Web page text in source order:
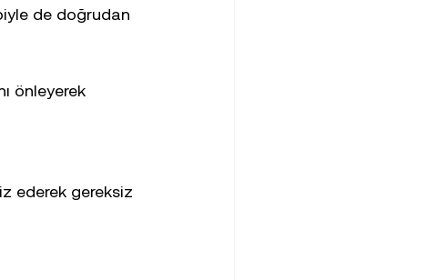
de doğrudan
önleyerek
ederek gereksiz